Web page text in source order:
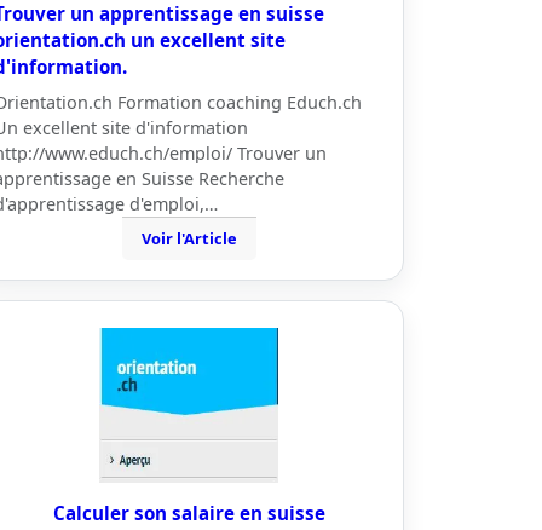
un apprentissage en suisse
un excellent site
Formation coaching Educh.ch
excellent site d'information
www.educh.ch/emploi/ Trouver un
en Suisse Recherche
d'emploi,…
Voir l'Article
Calculer son salaire en suisse